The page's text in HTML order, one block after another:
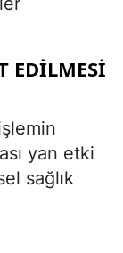
EDILMESI
yan etki
sağlık